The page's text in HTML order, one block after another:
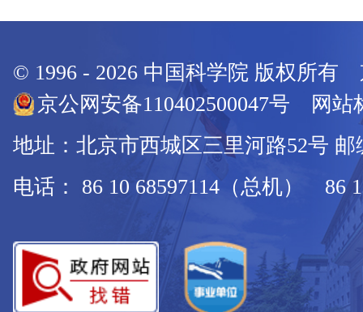
© 1996 - 2026 中国科学院 版权所有
京公网安备110402500047号 网站
地址：北京市西城区三里河路52号 邮
电话： 86 10 68597114（总机） 86